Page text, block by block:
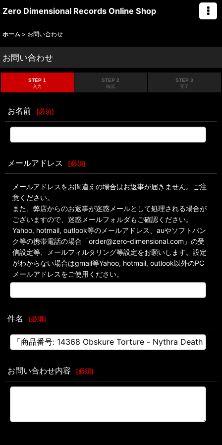
Zero Dimensional Records Online Shop
ホーム > お問い合わせ
お問い合わせ
STEP 1
入力
STEP 2
確認
STEP 3
完了
お名前 [必須]
メールアドレス [必須]
メールアドレスをお間違えの場合はお返事が届きません。ご注
意ください。
また、弊店からのお返事が迷惑メールとして処理される場合が
ございますので、迷惑メールフォルダもご確認ください。
Yahoo, hotmail, outlook等のメールアドレス、auやソフトバン
ク等の携帯電話の場合「order@zero-dimensional.com」の受
信設定等、メールフィルタリング等設定をお願いします。設定
がわからない場合はgmail等Yahoo, hotmail, outlook以外のPC
メールアドレスをご使用ください。
件名 [必須]
お問い合わせ内容 [必須]